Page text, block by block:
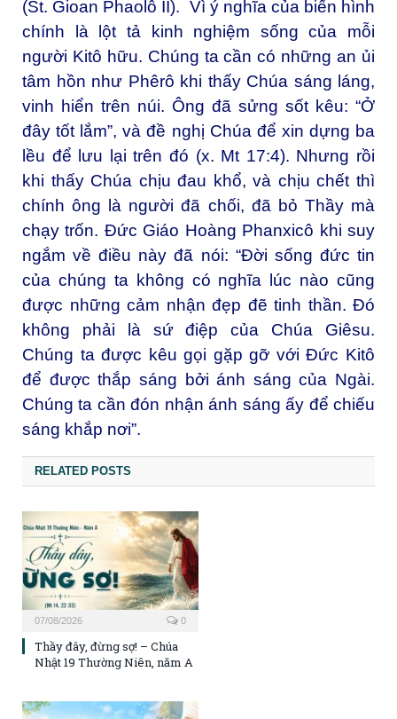
(St. Gioan Phaolô II). Vì ý nghĩa của biến hình
chính là lột tả kinh nghiệm sống của mỗi
người Kitô hữu. Chúng ta cần có những an ủi
tâm hồn như Phêrô khi thấy Chúa sáng láng,
vinh hiển trên núi. Ông đã sửng sốt kêu: “Ở
đây tốt lắm”, và đề nghị Chúa để xin dựng ba
lều để lưu lại trên đó (x. Mt 17:4). Nhưng rồi
khi thấy Chúa chịu đau khổ, và chịu chết thì
chính ông là người đã chối, đã bỏ Thầy mà
chạy trốn. Đức Giáo Hoàng Phanxicô khi suy
ngắm về điều này đã nói: “Đời sống đức tin
của chúng ta không có nghĩa lúc nào cũng
được những cảm nhận đẹp đẽ tinh thần. Đó
không phải là sứ điệp của Chúa Giêsu.
Chúng ta được kêu gọi gặp gỡ với Đức Kitô
để được thắp sáng bởi ánh sáng của Ngài.
Chúng ta cần đón nhận ánh sáng ấy để chiếu
sáng khắp nơi”.
RELATED POSTS
07/08/2026 0
Thầy đây, đừng sợ! – Chúa
Nhật 19 Thường Niên, năm A